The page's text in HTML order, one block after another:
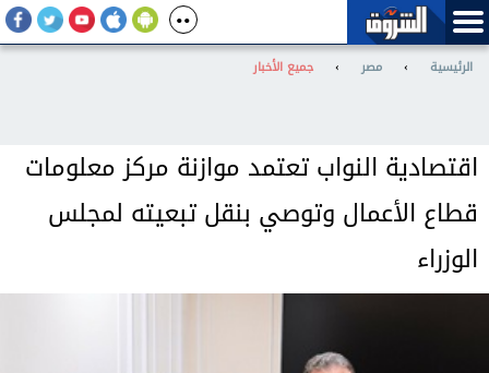
الرئيسية › مصر › جميع الأخبار
اقتصادية النواب تعتمد موازنة مركز معلومات
قطاع الأعمال وتوصي بنقل تبعيته لمجلس
الوزراء